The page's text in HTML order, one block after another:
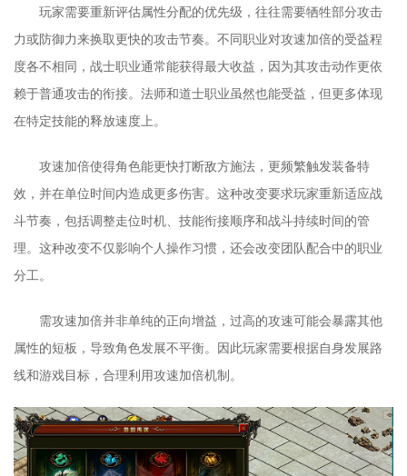
玩家需要重新评估属性分配的优先级，往往需要牺牲部分攻击
力或防御力来换取更快的攻击节奏。不同职业对攻速加倍的受益程
度各不相同，战士职业通常能获得最大收益，因为其攻击动作更依
赖于普通攻击的衔接。法师和道士职业虽然也能受益，但更多体现
在特定技能的释放速度上。
攻速加倍使得角色能更快打断敌方施法，更频繁触发装备特
效，并在单位时间内造成更多伤害。这种改变要求玩家重新适应战
斗节奏，包括调整走位时机、技能衔接顺序和战斗持续时间的管
理。这种改变不仅影响个人操作习惯，还会改变团队配合中的职业
分工。
需攻速加倍并非单纯的正向增益，过高的攻速可能会暴露其他
属性的短板，导致角色发展不平衡。因此玩家需要根据自身发展路
线和游戏目标，合理利用攻速加倍机制。